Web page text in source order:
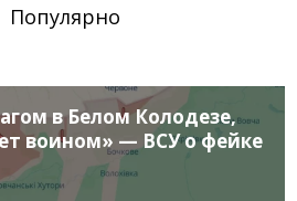
Популярно
в Белом Колодезе,
воином» — ВСУ о фейке